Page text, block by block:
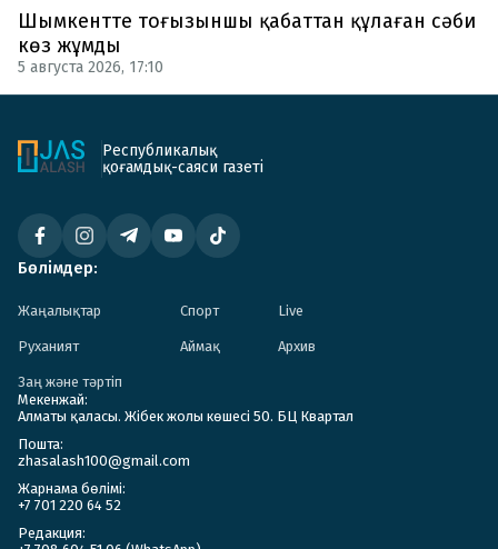
Шымкентте тоғызыншы қабаттан құлаған сәби
көз жұмды
5 августа 2026, 17:10
Республикалық
қоғамдық-саяси газеті
Бөлімдер:
Жаңалықтар Спорт Live
Руханият Аймақ Архив
Заң және тәртіп
Мекенжай:
Алматы қаласы. Жібек жолы көшесі 50. БЦ Квартал
Пошта:
zhasalash100@gmail.com
Жарнама бөлімі:
+7 701 220 64 52
Редакция: